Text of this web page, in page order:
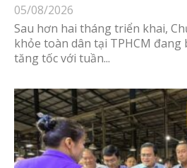
05/08/2026
Sau hơn hai tháng triển khai,
khỏe toàn dân tại TPHCM đang
tăng tốc với tuần...